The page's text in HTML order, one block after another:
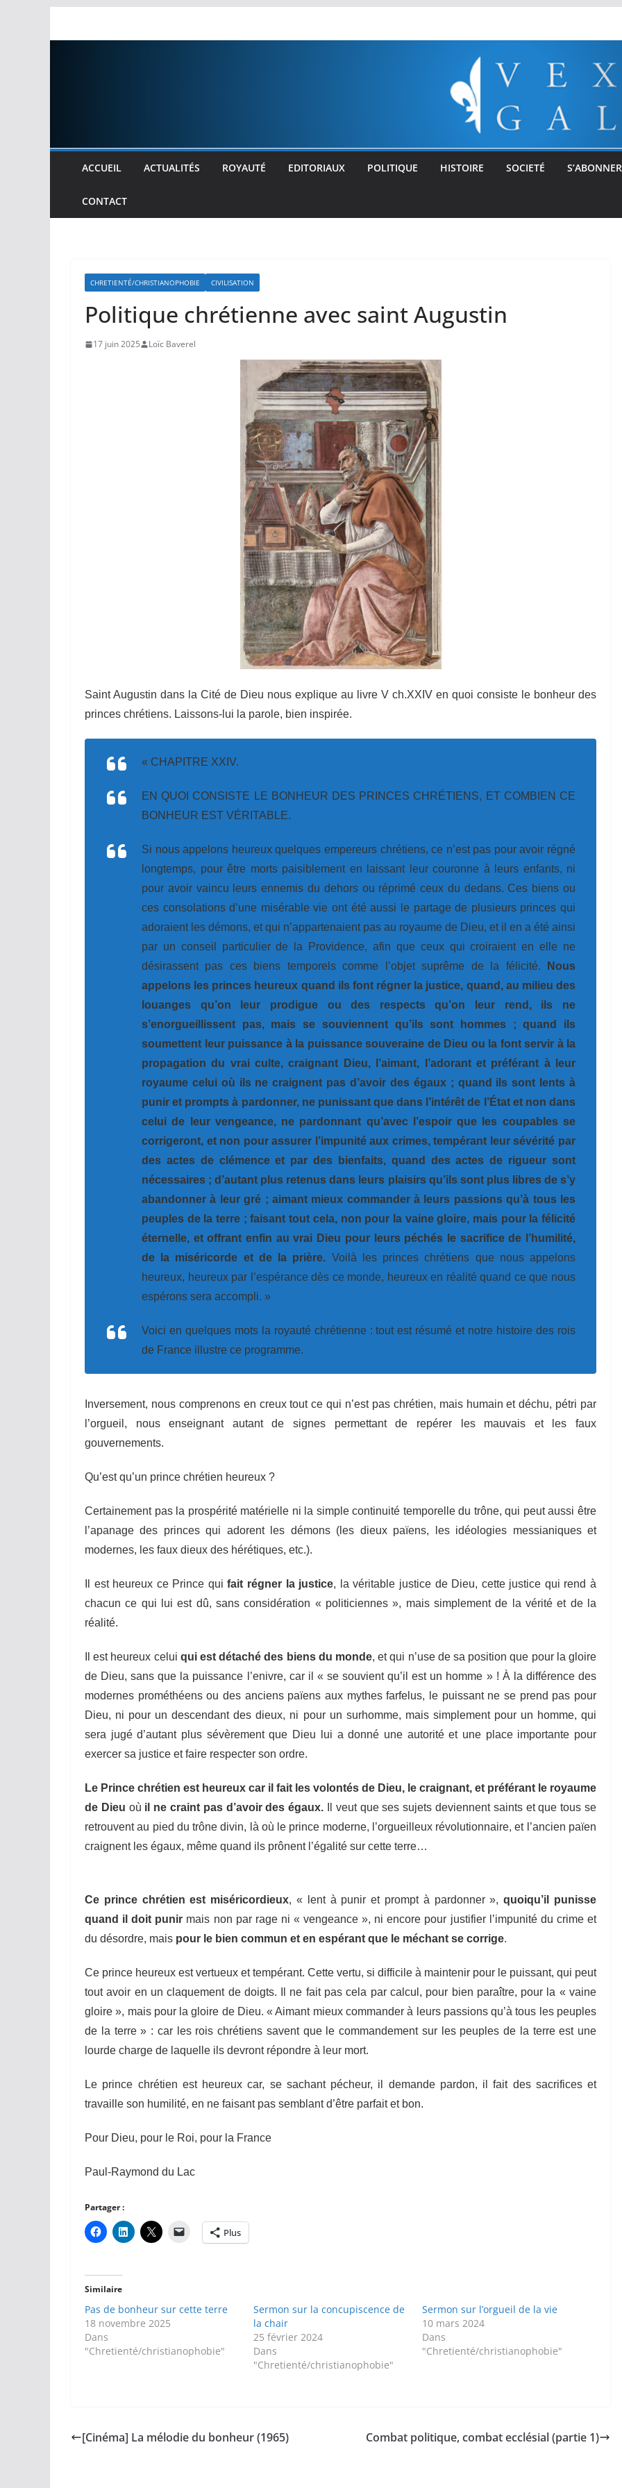
ACCUEIL ACTUALITÉS ROYAUTÉ EDITORIAUX POLITIQUE HISTOIRE SOCIETÉ
CONTACT
CHRETIENTÉ/CHRISTIANOPHOBIE CIVILISATION
Politique chrétienne avec saint Augustin
17 juin 2025 Loïc Baverel
Saint Augustin dans la Cité de Dieu nous explique au livre V ch.XXIV en quoi consiste le bonheur des
princes chrétiens. Laissons-lui la parole, bien inspirée.
« CHAPITRE XXIV.
EN QUOI CONSISTE LE BONHEUR DES PRINCES CHRÉTIENS, ET COMBIEN CE
BONHEUR EST VÉRITABLE.
Si nous appelons heureux quelques empereurs chrétiens, ce n’est pas pour avoir régné
longtemps, pour être morts paisiblement en laissant leur couronne à leurs enfants, ni
pour avoir vaincu leurs ennemis du dehors ou réprimé ceux du dedans. Ces biens ou
ces consolations d’une misérable vie ont été aussi le partage de plusieurs princes qui
adoraient les démons, et qui n’appartenaient pas au royaume de Dieu, et il en a été ainsi
par un conseil particulier de la Providence, afin que ceux qui croiraient en elle ne
désirassent pas ces biens temporels comme l’objet suprême de la félicité. Nous
appelons les princes heureux quand ils font régner la justice, quand, au milieu des
louanges qu’on leur prodigue ou des respects qu’on leur rend, ils ne
s’enorgueillissent pas, mais se souviennent qu’ils sont hommes ; quand ils
soumettent leur puissance à la puissance souveraine de Dieu ou la font servir à la
propagation du vrai culte, craignant Dieu, l’aimant, l’adorant et préférant à leur
royaume celui où ils ne craignent pas d’avoir des égaux ; quand ils sont lents à
punir et prompts à pardonner, ne punissant que dans l’intérêt de l’État et non dans
celui de leur vengeance, ne pardonnant qu’avec l’espoir que les coupables se
corrigeront, et non pour assurer l’impunité aux crimes, tempérant leur sévérité par
des actes de clémence et par des bienfaits, quand des actes de rigueur sont
nécessaires ; d’autant plus retenus dans leurs plaisirs qu’ils sont plus libres de s’y
abandonner à leur gré ; aimant mieux commander à leurs passions qu’à tous les
peuples de la terre ; faisant tout cela, non pour la vaine gloire, mais pour la félicité
éternelle, et offrant enfin au vrai Dieu pour leurs péchés le sacrifice de l’humilité,
de la miséricorde et de la prière. Voilà les princes chrétiens que nous appelons
heureux, heureux par l’espérance dès ce monde, heureux en réalité quand ce que nous
espérons sera accompli. »
Voici en quelques mots la royauté chrétienne : tout est résumé et notre histoire des rois
de France illustre ce programme.
Inversement, nous comprenons en creux tout ce qui n’est pas chrétien, mais humain et déchu, pétri par
l’orgueil, nous enseignant autant de signes permettant de repérer les mauvais et les faux
gouvernements.
Qu’est qu’un prince chrétien heureux ?
Certainement pas la prospérité matérielle ni la simple continuité temporelle du trône, qui peut aussi être
l’apanage des princes qui adorent les démons (les dieux païens, les idéologies messianiques et
modernes, les faux dieux des hérétiques, etc.).
Il est heureux ce Prince quifait régner la justice, la véritable justice de Dieu, cette justice qui rend à
chacun ce qui lui est dû, sans considération « politiciennes », mais simplement de la vérité et de la
réalité.
Il est heureux celui qui est détaché des biens du monde, et qui n’use de sa position que pour la gloire
de Dieu, sans que la puissance l’enivre, car il « se souvient qu’il est un homme » ! À la différence des
modernes prométhéens ou des anciens païens aux mythes farfelus, le puissant ne se prend pas pour
Dieu, ni pour un descendant des dieux, ni pour un surhomme, mais simplement pour un homme, qui
sera jugé d’autant plus sévèrement que Dieu lui a donné une autorité et une place importante pour
exercer sa justice et faire respecter son ordre.
Le Prince chrétien est heureux car il fait les volontés de Dieu, le craignant, et préférant le royaume
de Dieu où il necraint pas d’avoir des égaux.
Il veut que ses sujets deviennent saints et que tous se
retrouvent au pied du trône divin, là où le prince moderne, l’orgueilleux révolutionnaire, et l’ancien païen
craignent les égaux, même quand ils prônent l’égalité sur cette terre…
Ce prince chrétien est miséricordieux, « lent à punir et prompt à pardonner », quoiqu’il punisse
quand il doit punir mais non par rage ni « vengeance », ni encore pour justifier l’impunité du crime et
du désordre, mais pour le bien commun et en espérant que le méchant se corrige.
Ce prince heureux est vertueux et tempérant. Cette vertu, si difficile à maintenir pour le puissant, qui peut
tout avoir en un claquement de doigts. Il ne fait pas cela par calcul, pour bien paraître, pour la « vaine
gloire », mais pour la gloire de Dieu. « Aimant mieux commander à leurs passions qu’à tous les peuples
de la terre » : car les rois chrétiens savent que le commandement sur les peuples de la terre est une
lourde charge de laquelle ils devront répondre à leur mort.
Le prince chrétien est heureux car, se sachant pécheur, il demande pardon, il fait des sacrifices et
travaille son humilité, en ne faisant pas semblant d’être parfait et bon.
Pour Dieu, pour le Roi, pour la France
Paul-Raymond du Lac
Partager :
Plus
Similaire
Pas de bonheur sur cette terre
18 novembre 2025
Dans
"Chretienté/christianophobie"
Sermon sur la concupiscence de
la chair
25 février 2024
Dans
"Chretienté/christianophobie"
Sermon sur l’orgueil de la vie
10 mars 2024
Dans
"Chretienté/christianophobie"
[Cinéma] La mélodie du bonheur (1965) Combat politique, combat ecclésial (partie 1)